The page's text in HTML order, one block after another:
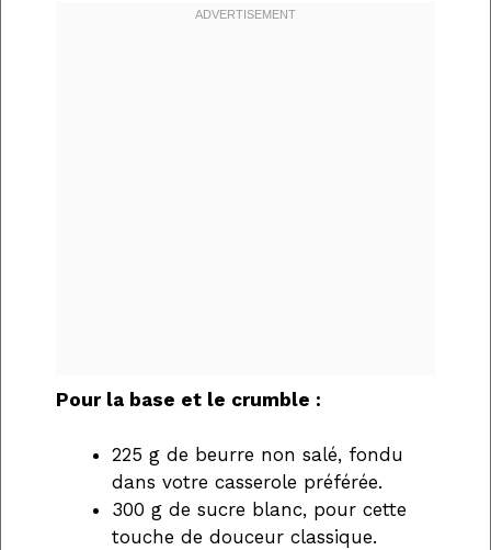
Pour la base et le crumble :
225 g de beurre non salé, fondu
dans votre casserole préférée.
300 g de sucre blanc, pour cette
touche de douceur classique.